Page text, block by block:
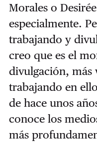
Morales o
especialmente.
trabajando y
creo que es el
divulgación, más
trabajando en
de hace unos
conoce los
más